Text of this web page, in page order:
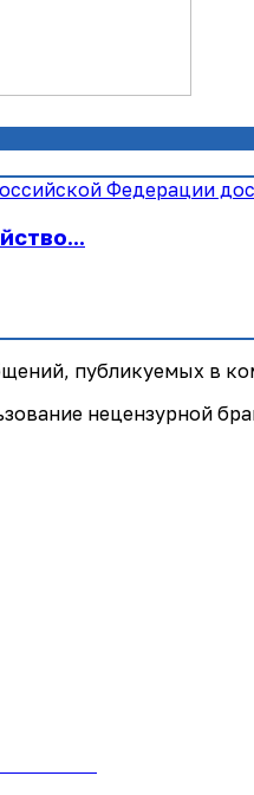
публикуемых в
нецензурной